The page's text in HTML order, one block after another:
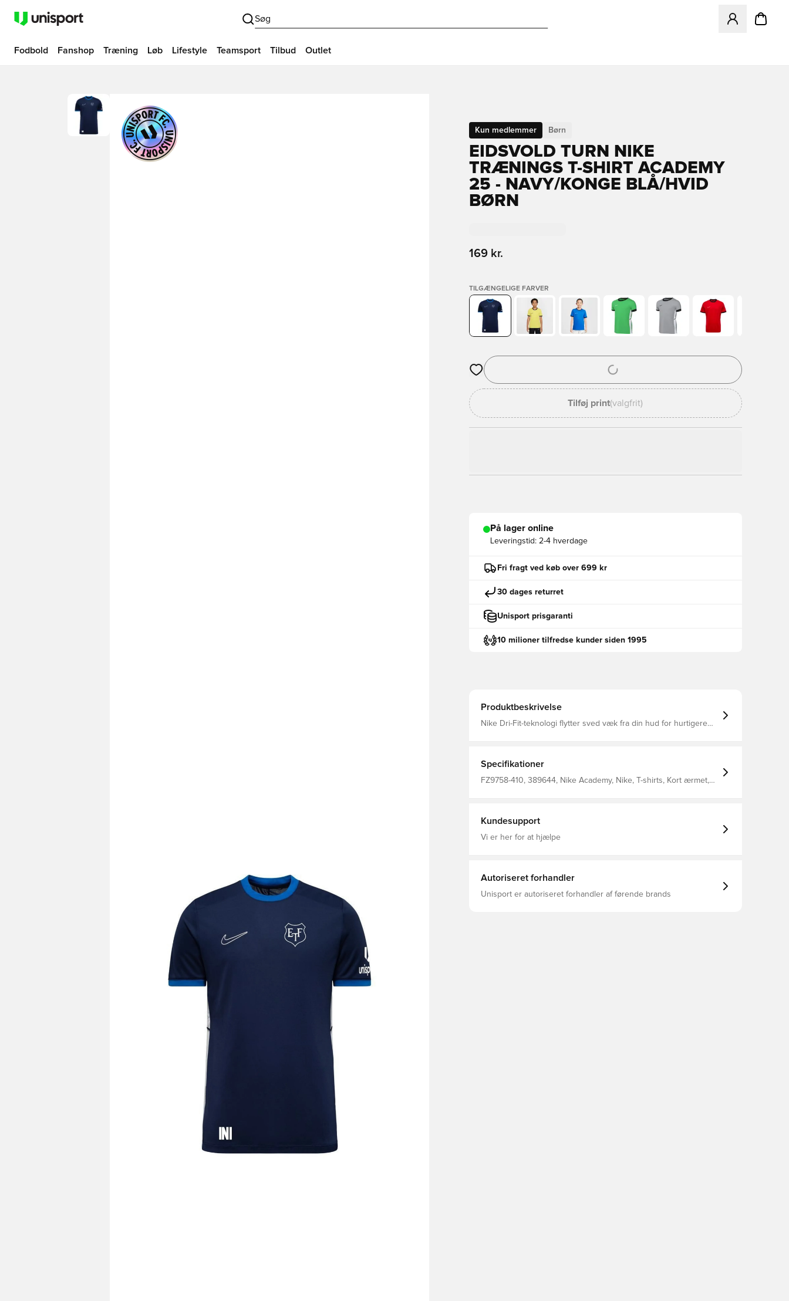
Søg
Åbner en
Fodbold Fanshop Træning Løb Lifestyle Teamsport Tilbud Outlet
Kun medlemmer Børn
EIDSVOLD TURN NIKE
TRÆNINGS T-SHIRT ACADEMY
25 - NAVY/KONGE BLÅ/HVID
BØRN
169 kr.
TILGÆNGELIGE FARVER
Åbner en Modal til at logge ind eller tilmelde dig som medlem
Tilføj print(valgfrit)
På lager online
Leveringstid: 2-4 hverdage
Fri fragt ved køb over 699 kr
30 dages returret
Unisport prisgaranti
10 milioner tilfredse kunder siden 1995
Produktbeskrivelse
Nike Dri-Fit-teknologi flytter sved væk fra din hud for hurtigere
Specifikationer
FZ9758-410, 389644, Nike Academy, Nike, T-shirts, Kort ærmet,
Kundesupport
Vi er her for at hjælpe
Autoriseret forhandler
Unisport er autoriseret forhandler af førende brands